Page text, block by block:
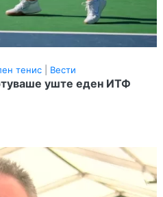
тенис Вести
уште еден ИТФ